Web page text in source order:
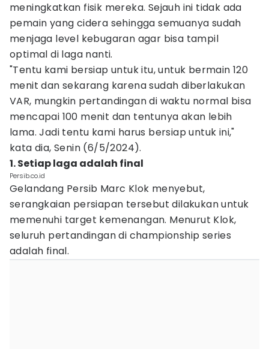
meningkatkan fisik mereka. Sejauh ini tidak ada
pemain yang cidera sehingga semuanya sudah
menjaga level kebugaran agar bisa tampil
optimal di laga nanti.
"Tentu kami bersiap untuk itu, untuk bermain 120
menit dan sekarang karena sudah diberlakukan
VAR, mungkin pertandingan di waktu normal bisa
mencapai 100 menit dan tentunya akan lebih
lama. Jadi tentu kami harus bersiap untuk ini,"
kata dia, Senin (6/5/2024).
1. Setiap laga adalah final
Persib.co.id
Gelandang Persib Marc Klok menyebut,
serangkaian persiapan tersebut dilakukan untuk
memenuhi target kemenangan. Menurut Klok,
seluruh pertandingan di championship series
adalah final.